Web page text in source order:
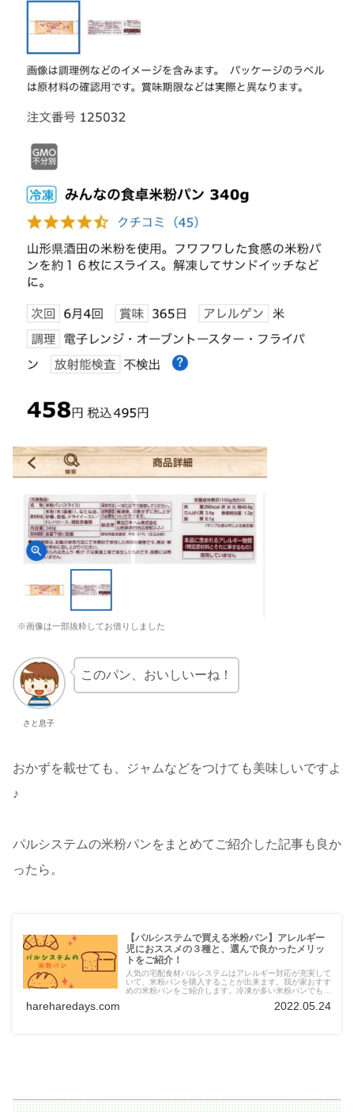
※画像は一部抜粋してお借りしました
さと息子
このパン、おいしいーね！
おかずを載せても、ジャムなどをつけても美味しいですよ
♪
パルシステムの米粉パンをまとめてご紹介した記事も良か
ったら。
【パルシステムで買える米粉パン】アレルギー
児におススメの３種と、選んで良かったメリッ
トをご紹介！
人気の宅配食材パルシステムはアレルギー対応が充実して
いて、米粉パンを購入することが出来ます。我が家おすす
めの米粉パンをご紹介します。冷凍が多い米粉パンでも送
hareharedays.com 2022.05.24